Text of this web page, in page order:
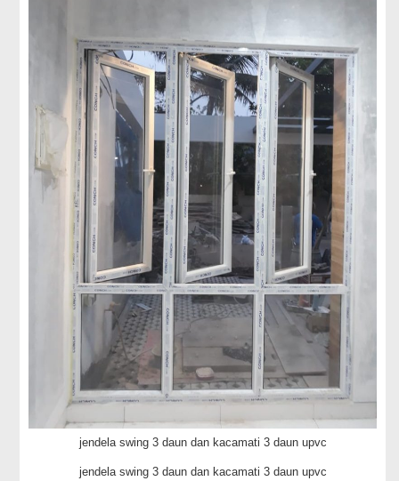
jendela swing 3 daun dan kacamati 3 daun upvc
jendela swing 3 daun dan kacamati 3 daun upvc